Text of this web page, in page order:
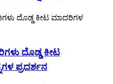
ದೊಡ್ಡ ಕೀಟ
ಪ್ರದರ್ಶನ